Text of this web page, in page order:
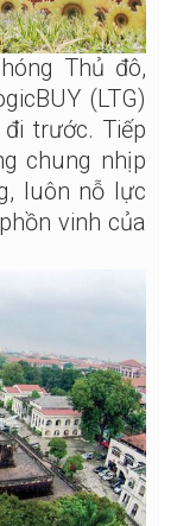
Thủ đô,
(LTG)
trước. Tiếp
chung nhịp
luôn nỗ lực
vinh của